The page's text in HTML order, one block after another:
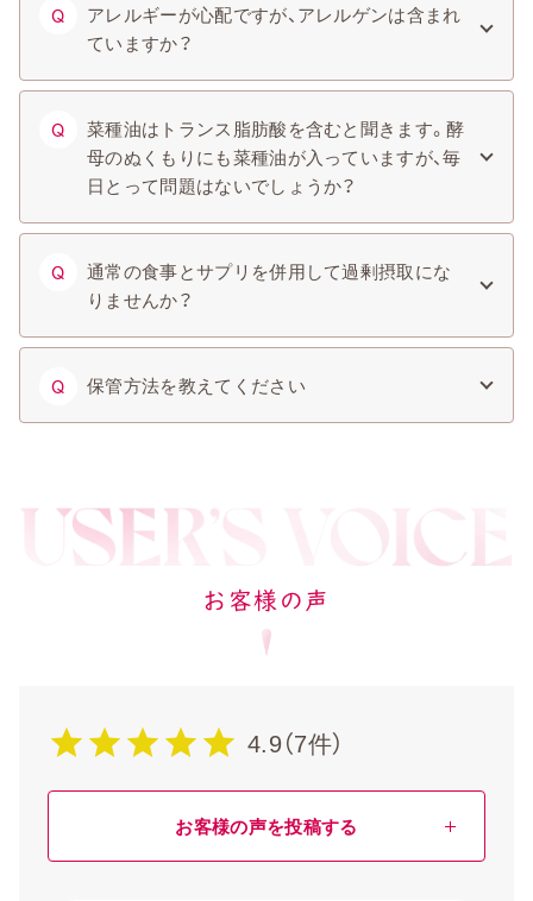
Q
アレルギーが心配ですが、アレルゲンは含まれ
ていますか？
Q
菜種油はトランス脂肪酸を含むと聞きます。酵
母のぬくもりにも菜種油が入っていますが、毎
日とって問題はないでしょうか？
Q
通常の食事とサプリを併用して過剰摂取にな
りませんか？
Q 保管方法を教えてください
お客様の声
4.9（7件）
お客様の声を投稿する